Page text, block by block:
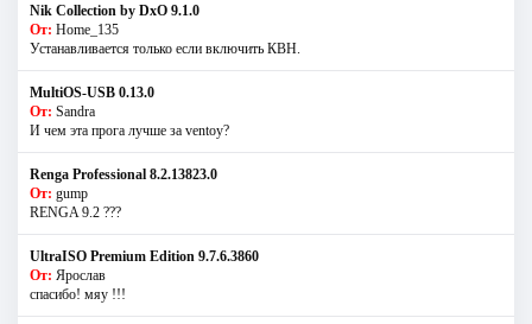
Nik Collection by DxO 9.1.0
От: Home_135
Устанавливается только если включить КВН.
MultiOS-USB 0.13.0
От: Sandra
И чем эта прога лучше за ventoy?
Renga Professional 8.2.13823.0
От: gump
RENGA 9.2 ???
UltraISO Premium Edition 9.7.6.3860
От: Ярослав
спасибо! мяу !!!